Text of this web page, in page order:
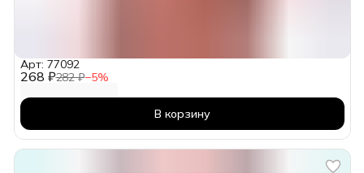
268 ₽282 ₽−5%
Арт: 77092
В корзину